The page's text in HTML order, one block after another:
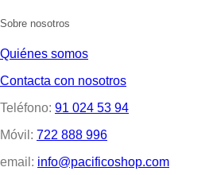
Sobre nosotros
Quiénes somos
Contacta con nosotros
Teléfono: 91 024 53 94
Móvil: 722 888 996
email: info@pacificoshop.com